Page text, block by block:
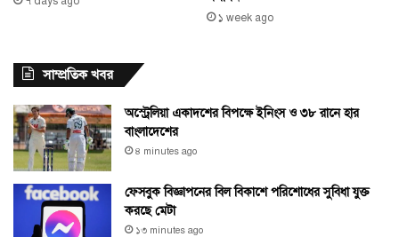
১ week ago
সাম্প্রতিক খবর
অস্ট্রেলিয়া একাদশের বিপক্ষে ইনিংস ও ৩৮ রানে হার
বাংলাদেশের
৪ minutes ago
ফেসবুক বিজ্ঞাপনের বিল বিকাশে পরিশোধের সুবিধা যুক্ত
করছে মেটা
১৩ minutes ago